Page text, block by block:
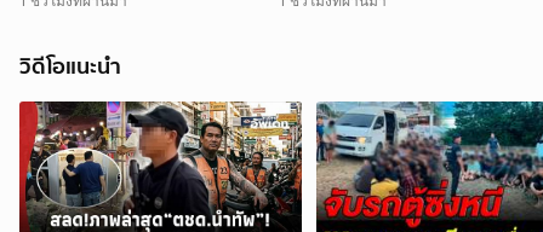
วิดีโอแนะนำ